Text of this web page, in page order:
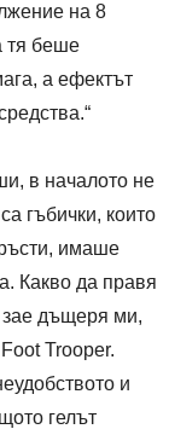
на 8
тя беше
а ефектът
в началото не
гъбички, които
имаше
Какво да правя
зае дъщеря ми,
Trooper.
и
гелът